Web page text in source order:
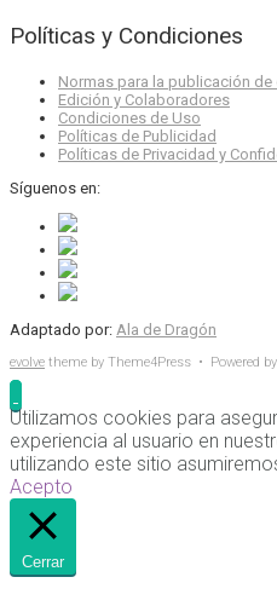
Políticas y Condiciones
Normas para la publicación
Edición y Colaboradores
Condiciones de Uso
Políticas de Publicidad
Políticas de Privacidad y
Síguenos en:
Adaptado por: Ala de Dragón
evolve theme by Theme4Press • Powered by
Utilizamos cookies para
experiencia al usuario en
utilizando este sitio
Acepto
Cerrar